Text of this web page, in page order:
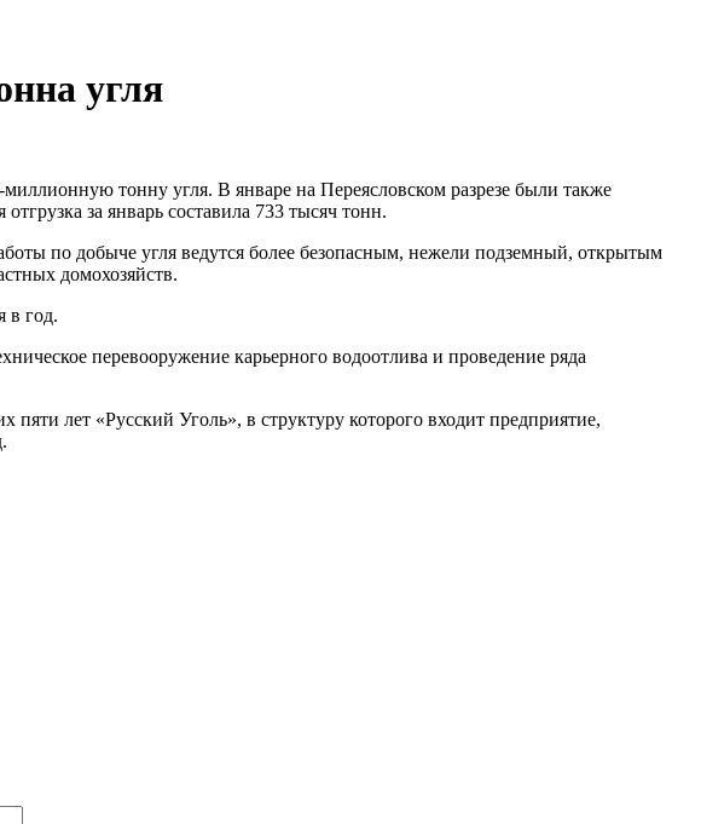
угля
тонну угля. В январе на Переясловском разрезе были также
за январь составила 733 тысяч тонн.
по добыче угля ведутся более безопасным, нежели подземный, открытым
домохозяйств.
в год.
перевооружение карьерного водоотлива и проведение ряда
лет «Русский Уголь», в структуру которого входит предприятие,